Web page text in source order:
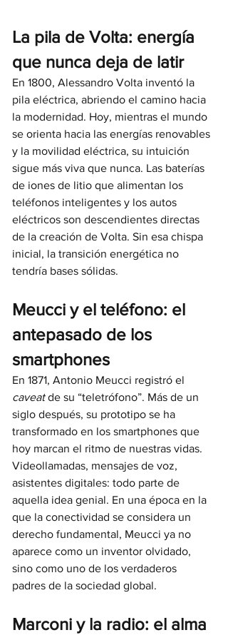
La pila de Volta: energía
que nunca deja de latir
En 1800, Alessandro Volta inventó la
pila eléctrica, abriendo el camino hacia
la modernidad. Hoy, mientras el mundo
se orienta hacia las energías renovables
y la movilidad eléctrica, su intuición
sigue más viva que nunca. Las baterías
de iones de litio que alimentan los
teléfonos inteligentes y los autos
eléctricos son descendientes directas
de la creación de Volta. Sin esa chispa
inicial, la transición energética no
tendría bases sólidas.
Meucci y el teléfono: el
antepasado de los
smartphones
En 1871, Antonio Meucci registró el
caveat de su “teletrófono”. Más de un
siglo después, su prototipo se ha
transformado en los smartphones que
hoy marcan el ritmo de nuestras vidas.
Videollamadas, mensajes de voz,
asistentes digitales: todo parte de
aquella idea genial. En una época en la
que la conectividad se considera un
derecho fundamental, Meucci ya no
aparece como un inventor olvidado,
sino como uno de los verdaderos
padres de la sociedad global.
Marconi y la radio: el alma